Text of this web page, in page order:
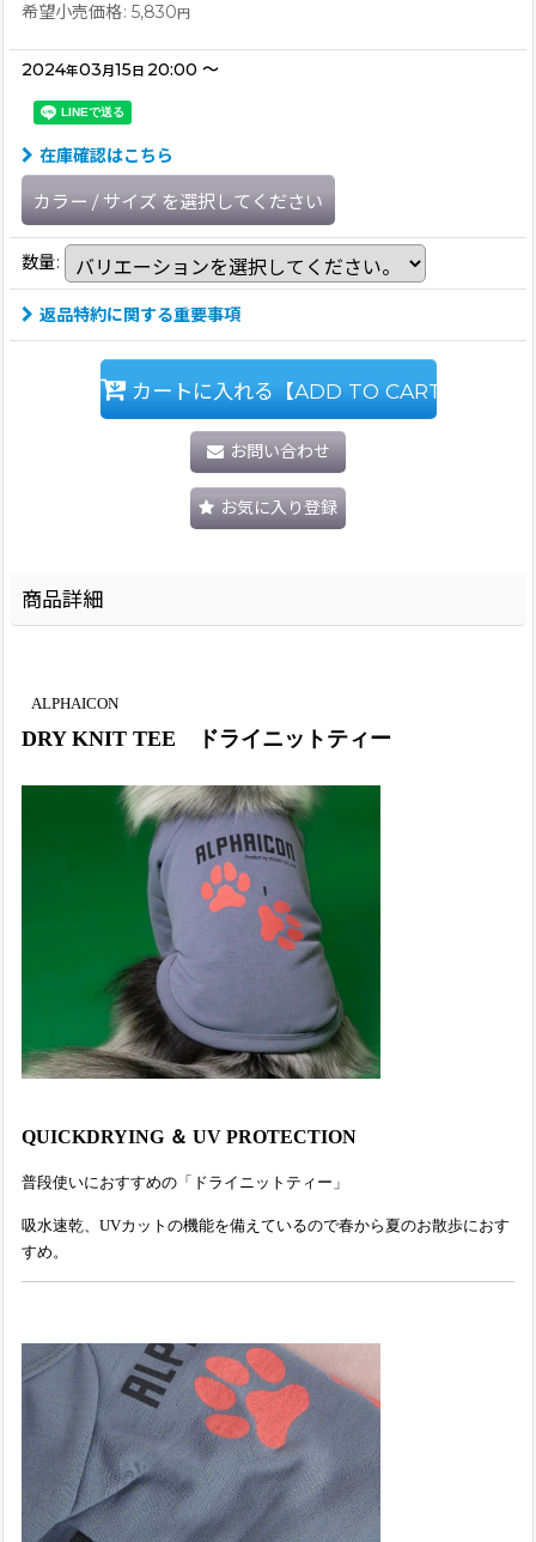
希望小売価格: 5,830円
2024年03月 15日 20:00 ～
在庫確認はこちら
カラー / サイズ を選択してください
数量:
返品特約に関する重要事項
カートに入れる【ADD TO CART】
お問い合わせ
お気に入り登録
商品詳細
ALPHAICON
DRY KNIT TEE ドライニットティー
QUICKDRYING ＆ UV PROTECTION
普段使いにおすすめの「ドライニットティー」
吸水速乾、UVカットの機能を備えているので春から夏のお散歩におす
すめ。